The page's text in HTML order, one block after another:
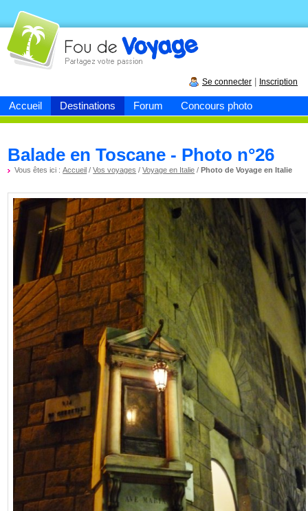
Accueil Destinations Forum Concours photo
Fou devoyage
Se connecter Inscription
Balade en Toscane - Photo n°26
Vous êtes ici :Accueil /Vos voyages /Voyage en Italie /Photo de Voyage en Italie